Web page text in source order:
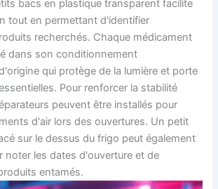
bacs en plastique transparent facilite
tout en permettant d'identifier
recherchés. Chaque médicament
dans son conditionnement
qui protège de la lumière et porte
Pour renforcer la stabilité
peuvent être installés pour
d'air lors des ouvertures. Un petit
sur le dessus du frigo peut également
noter les dates d'ouverture et de
entamés.